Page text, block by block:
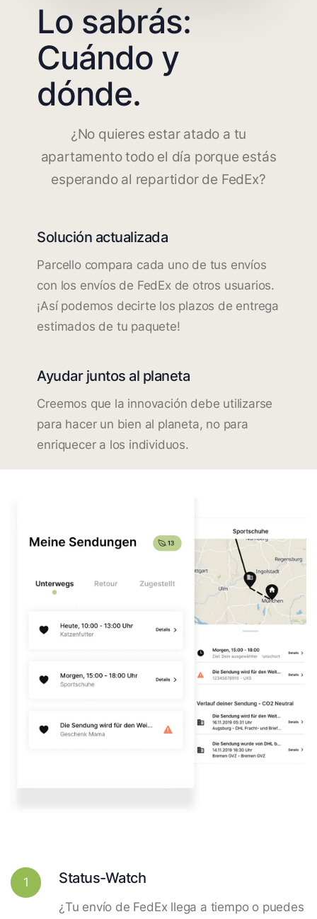
Lo sabrás:
Cuándo y
dónde.
¿No quieres estar atado a tu
apartamento todo el día porque estás
esperando al repartidor de FedEx?
Solución actualizada
Parcello compara cada uno de tus envíos
con los envíos de FedEx de otros usuarios.
¡Así podemos decirte los plazos de entrega
estimados de tu paquete!
Ayudar juntos al planeta
Creemos que la innovación debe utilizarse
para hacer un bien al planeta, no para
enriquecer a los individuos.
1 Status-Watch
¿Tu envío de FedEx llega a tiempo o puedes